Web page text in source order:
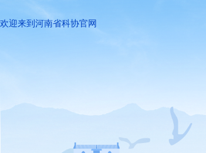
欢迎来到河南省科协官网